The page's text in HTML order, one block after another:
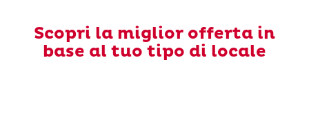
Scopri la miglior offerta in
base al tuo tipo di locale